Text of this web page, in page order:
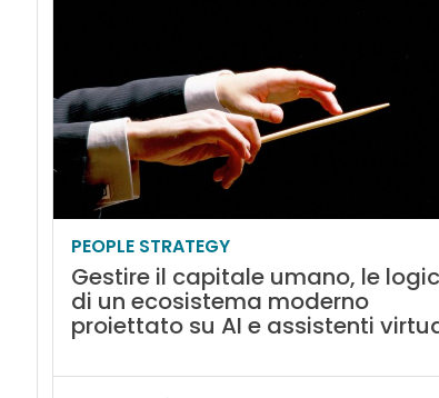
PEOPLE STRATEGY
Gestire il capitale umano, le
di un ecosistema moderno
proiettato su AI e assistenti